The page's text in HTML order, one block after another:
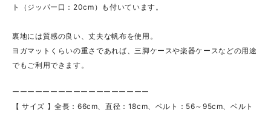
ト（ジッパー口：20cm）も付いています。
裏地には質感の良い、丈夫な帆布を使用。
ヨガマットくらいの重さであれば、三脚ケースや楽器ケースなどの用途
でもご利用できます。
ーーーーーーーーーーーーーーーーーー
【 サイズ 】全長：66cm、直径：18cm、ベルト：56～95cm、ベルト